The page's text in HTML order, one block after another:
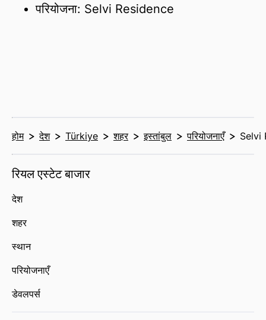
परियोजना: Selvi Residence
होम देश Türkiye शहर इस्तांबुल परियोजनाएँ Selvi
रियल एस्टेट बाजार
देश
शहर
स्थान
परियोजनाएँ
डेवलपर्स